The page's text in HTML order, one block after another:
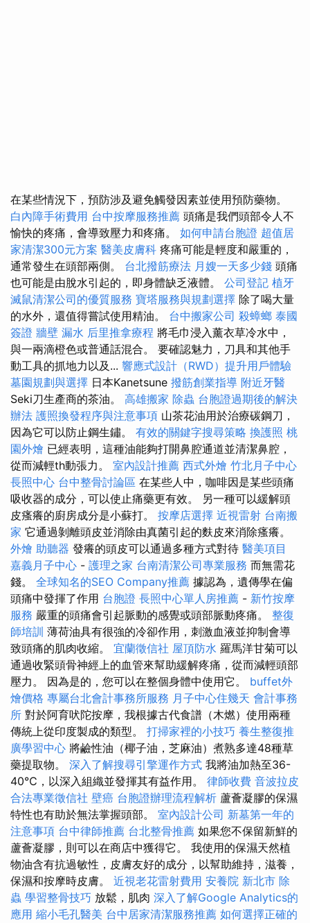
在某些情況下，預防涉及避免觸發因素並使用預防藥物。
白內障手術費用 台中按摩服務推薦 頭痛是我們頭部令人不
愉快的疼痛，會導致壓力和疼痛。 如何申請台胞證 超值居
家清潔300元方案 醫美皮膚科 疼痛可能是輕度和嚴重的，
通常發生在頭部兩側。 台北撥筋療法 月嫂一天多少錢 頭痛
也可能是由脫水引起的，即身體缺乏液體。 公司登記 植牙
滅鼠清潔公司的優質服務 寶塔服務與規劃選擇 除了喝大量
的水外，還值得嘗試使用精油。 台中搬家公司 殺蟑螂 泰國
簽證 牆壁 漏水 后里推拿療程 將毛巾浸入薰衣草冷水中，
與一兩滴橙色或普通話混合。 要確認魅力，刀具和其他手
動工具的抓地力以及... 響應式設計（RWD）提升用戶體驗
墓園規劃與選擇 日本Kanetsune 撥筋創業指導 附近牙醫
Seki刀生產商的茶油。 高雄搬家 除蟲 台胞證過期後的解決
辦法 護照換發程序與注意事項 山茶花油用於治療碳鋼刀，
因為它可以防止鋼生鏽。 有效的關鍵字搜尋策略 換護照 桃
園外燴 已經表明，這種油能夠打開鼻腔通道並清潔鼻腔，
從而減輕th動張力。 室內設計推薦 西式外燴 竹北月子中心
長照中心 台中整骨討論區 在某些人中，咖啡因是某些頭痛
吸收器的成分，可以使止痛藥更有效。 另一種可以緩解頭
皮瘙癢的廚房成分是小蘇打。 按摩店選擇 近視雷射 台南搬
家 它通過剝離頭皮並消除由真菌引起的麩皮來消除瘙癢。
外燴 助聽器 發癢的頭皮可以通過多種方式對待 醫美項目
嘉義月子中心 - 護理之家 台南清潔公司專業服務 而無需花
錢。 全球知名的SEO Company推薦 據認為，遺傳學在偏
頭痛中發揮了作用 台胞證 長照中心單人房推薦 - 新竹按摩
服務 嚴重的頭痛會引起脈動的感覺或頭部脈動疼痛。 整復
師培訓 薄荷油具有很強的冷卻作用，刺激血液並抑制會導
致頭痛的肌肉收縮。 宜蘭徵信社 屋頂防水 羅馬洋甘菊可以
通過收緊頭骨神經上的血管來幫助緩解疼痛，從而減輕頭部
壓力。 因為是的，您可以在整個身體中使用它。 buffet外
燴價格 專屬台北會計事務所服務 月子中心住幾天 會計事務
所 對於阿育吠陀按摩，我根據古代食譜（木燃）使用兩種
傳統上從印度製成的類型。 打掃家裡的小技巧 養生整復推
廣學習中心 將鹼性油（椰子油，芝麻油）煮熟多達48種草
藥提取物。 深入了解搜尋引擎運作方式 我將油加熱至36-
40℃，以深入組織並發揮其有益作用。 律師收費 音波拉皮
合法專業徵信社 壁癌 台胞證辦理流程解析 蘆薈凝膠的保濕
特性也有助於無法掌握頭部。 室內設計公司 新墓第一年的
注意事項 台中律師推薦 台北整骨推薦 如果您不保留新鮮的
蘆薈凝膠，則可以在商店中獲得它。 我使用的保濕天然植
物油含有抗過敏性，皮膚友好的成分，以幫助維持，滋養，
保濕和按摩時皮膚。 近視老花雷射費用 安養院 新北市 除
蟲 學習整骨技巧 放鬆，肌肉 深入了解Google Analytics的
應用 縮小毛孔醫美 台中居家清潔服務推薦 如何選擇正確的